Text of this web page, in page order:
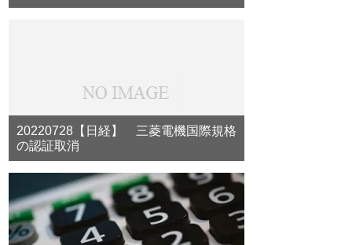
20220728【日経】 三菱電機国際規格
の認証取消